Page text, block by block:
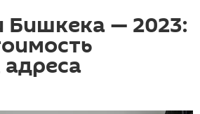
— 2023: